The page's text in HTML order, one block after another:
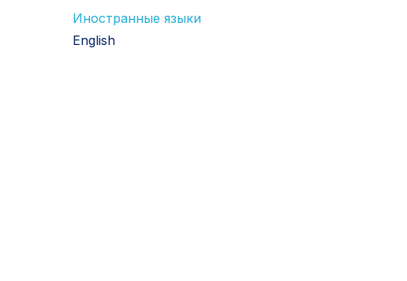
Иностранные языки
English